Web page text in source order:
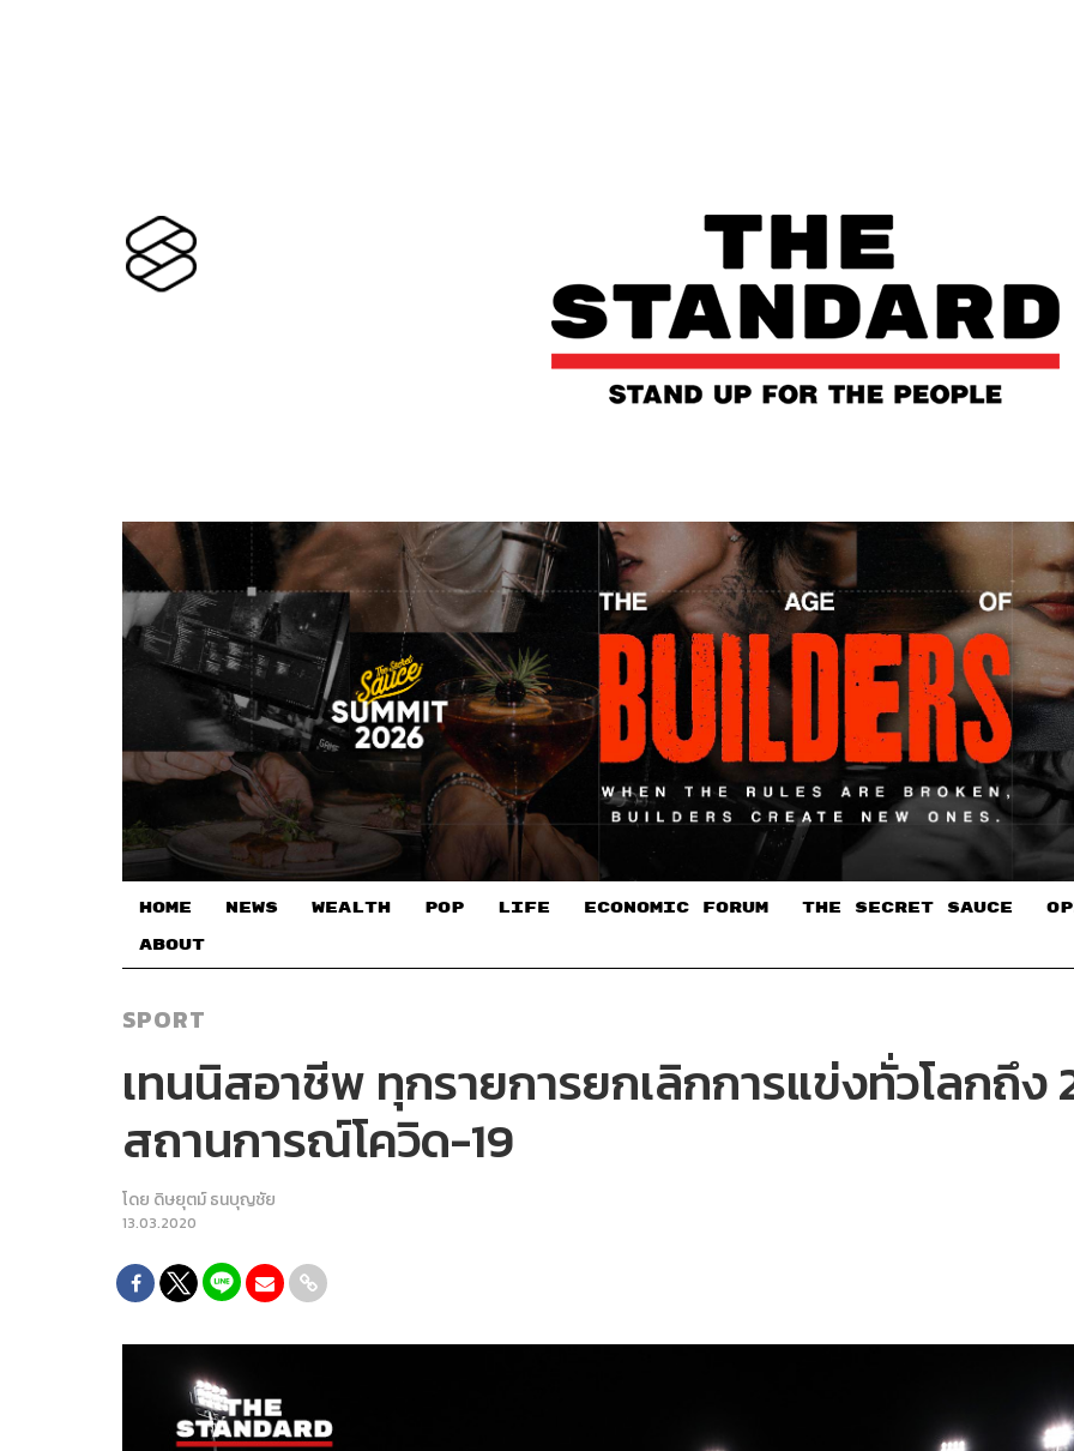
HOME NEWS WEALTH POP LIFE ECONOMIC FORUM THE SECRET SAUCE​
ABOUT
SPORT
เทนนิสอาชีพ ทุกรายการยกเลิกการแข่งทั่วโลกถึง
สถานการณ์โควิด-19
โดย ดิษยุตม์ ธนบุญชัย
13.03.2020